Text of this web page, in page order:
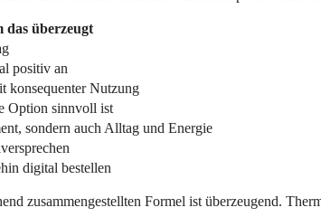
das überzeugt
positiv an
konsequenter Nutzung
Option sinnvoll ist
sondern auch Alltag und Energie
digital bestellen
zusammengestellten Formel ist überzeugend.